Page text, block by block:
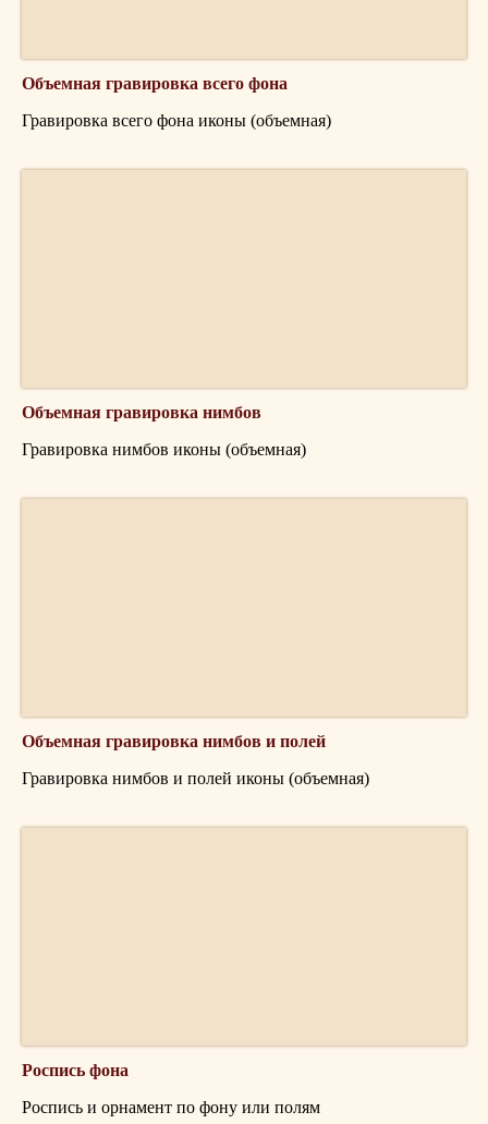
Объемная гравировка всего фона
Гравировка всего фона иконы (объемная)
Объемная гравировка нимбов
Гравировка нимбов иконы (объемная)
Объемная гравировка нимбов и полей
Гравировка нимбов и полей иконы (объемная)
Роспись фона
Роспись и орнамент по фону или полям